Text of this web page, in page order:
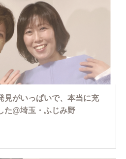
見がいっぱいで、本当に充
た@埼玉・ふじみ野